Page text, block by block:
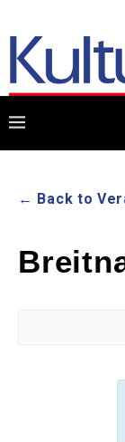
← Back to